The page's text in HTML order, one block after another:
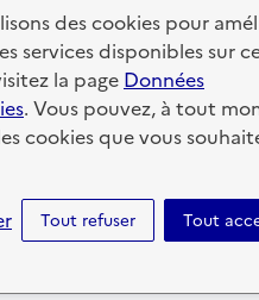
des cookies pour
services disponibles sur
la page Données
. Vous pouvez, à tout
cookies que vous
Tout
Tout refuser